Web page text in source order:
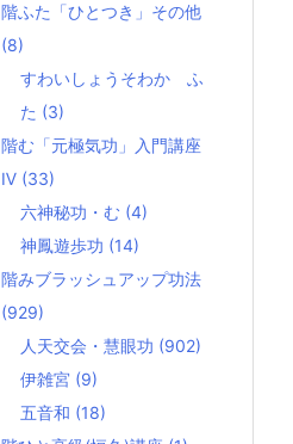
階ふた「ひとつき」その他
(8)
すわいしょうそわか ふ
た (3)
階む「元極気功」入門講座
Ⅳ (33)
六神秘功・む (4)
神鳳遊歩功 (14)
階みブラッシュアップ功法
(929)
人天交会・慧眼功 (902)
伊雑宮 (9)
五音和 (18)